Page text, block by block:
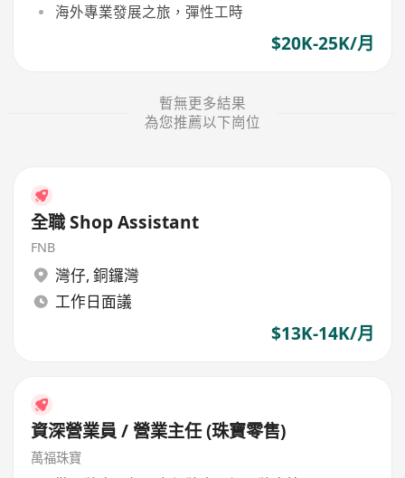
海外專業發展之旅，彈性工時
$20K-25K/月
暫無更多結果
為您推薦以下崗位
全職 Shop Assistant
FNB
灣仔, 銅鑼灣
工作日面議
$13K-14K/月
資深營業員 / 營業主任 (珠寶零售)
萬福珠寶